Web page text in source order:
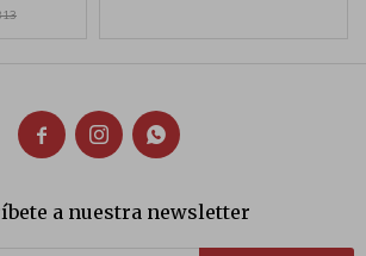
  
a nuestra newsletter